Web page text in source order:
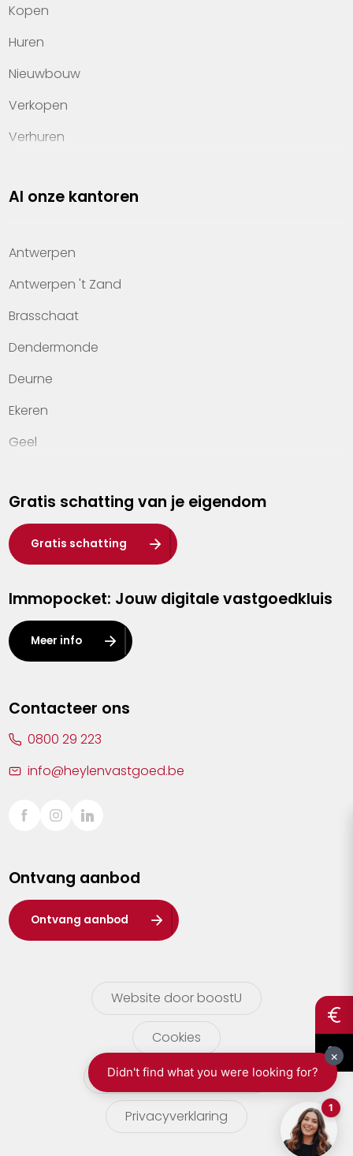
Kopen
Huren
Nieuwbouw
Verkopen
Verhuren
Property management
Kennis van wonen
Kantoren
Veelgestelde vragen
Werken bij Heylen Vastgoed
Contact
Al onze kantoren
Antwerpen
Antwerpen 't Zand
Brasschaat
Dendermonde
Deurne
Ekeren
Geel
Hasselt
Heist-op-den-Berg
Herentals
Kalmthout
Leuven
Lier
Sint-Truiden
Waasland
Wuustwezel
Zoersel
Gratis schatting van je eigendom
Gratis schatting
Immopocket: Jouw digitale vastgoedkluis
Meer info
Contacteer ons
0800 29 223
info@heylenvastgoed.be
Ontvang aanbod
Ontvang aanbod
Website door boostU
Cookies
gebruikersvoorwaarden
Privacyverklaring